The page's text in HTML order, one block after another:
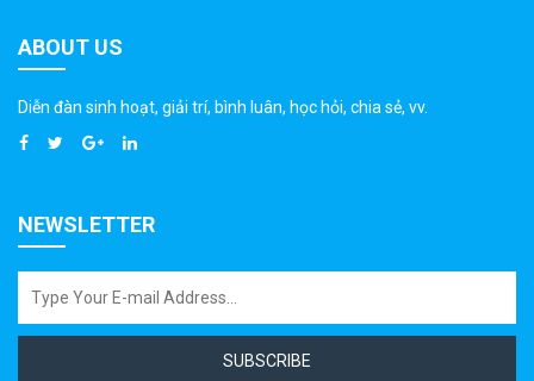
ABOUT US
Diễn đàn sinh hoạt, giải trí, bình luân, học hỏi, chia sẻ, vv.
NEWSLETTER
SUBSCRIBE